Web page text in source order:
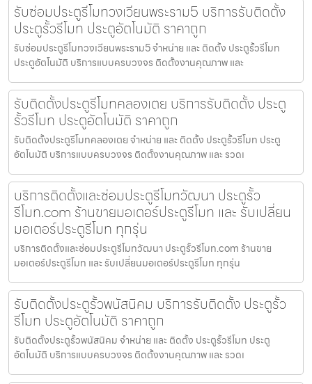
รับซ่อมประตูรีโมทวงเวียนพระราม5 บริการรับติดตั้ง
ประตูรั้วรีโมท ประตูอัตโนมัติ ราคาถูก
รับซ่อมประตูรีโมทวงเวียนพระราม5 จำหน่าย และ ติดตั้ง ประตูรั้วรีโมท
ประตูอัตโนมัติ บริการแบบครบวงจร ติดตั้งงานคุณภาพ และ
รับติดตั้งประตูรีโมทคลองเตย บริการรับติดตั้ง ประตู
รั้วรีโมท ประตูอัตโนมัติ ราคาถูก
รับติดตั้งประตูรีโมทคลองเตย จำหน่าย และ ติดตั้ง ประตูรั้วรีโมท ประตู
อัตโนมัติ บริการแบบครบวงจร ติดตั้งงานคุณภาพ และ รวดเ
บริการติดตั้งและซ่อมประตูรีโมทวัฒนา ประตูรั้ว
รีโมท.com ร้านขายมอเตอร์ประตูรีโมท และ รับเปลี่ยน
มอเตอร์ประตูรีโมท ทุกรุ่น
บริการติดตั้งและซ่อมประตูรีโมทวัฒนา ประตูรั้วรีโมท.com ร้านขาย
มอเตอร์ประตูรีโมท และ รับเปลี่ยนมอเตอร์ประตูรีโมท ทุกรุ่น
รับติดตั้งประตูรั้วพนัสนิคม บริการรับติดตั้ง ประตูรั้ว
รีโมท ประตูอัตโนมัติ ราคาถูก
รับติดตั้งประตูรั้วพนัสนิคม จำหน่าย และ ติดตั้ง ประตูรั้วรีโมท ประตู
อัตโนมัติ บริการแบบครบวงจร ติดตั้งงานคุณภาพ และ รวดเ